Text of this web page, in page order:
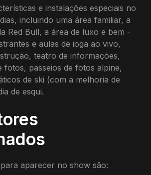
e instalações especiais no
incluindo uma área familiar, a
Red Bull, a área de luxo e bem -
e aulas de ioga ao vivo,
teatro de informações,
fotos, passeios de fotos alpine,
de ski (com a melhoria de
de esqui.
aparecer no show são: